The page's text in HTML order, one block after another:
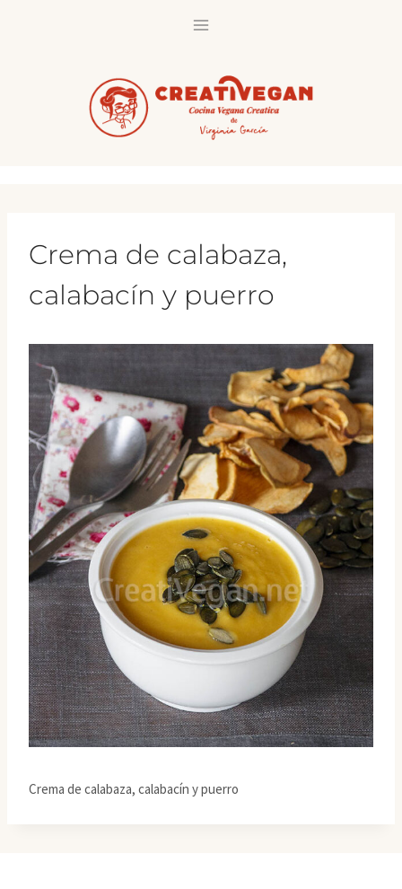
Crema de calabaza,
calabacín y puerro
Crema de calabaza, calabacín y puerro